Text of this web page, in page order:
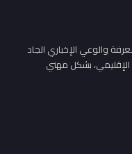
والوعي الإخباري الجاد
بشكل مهني